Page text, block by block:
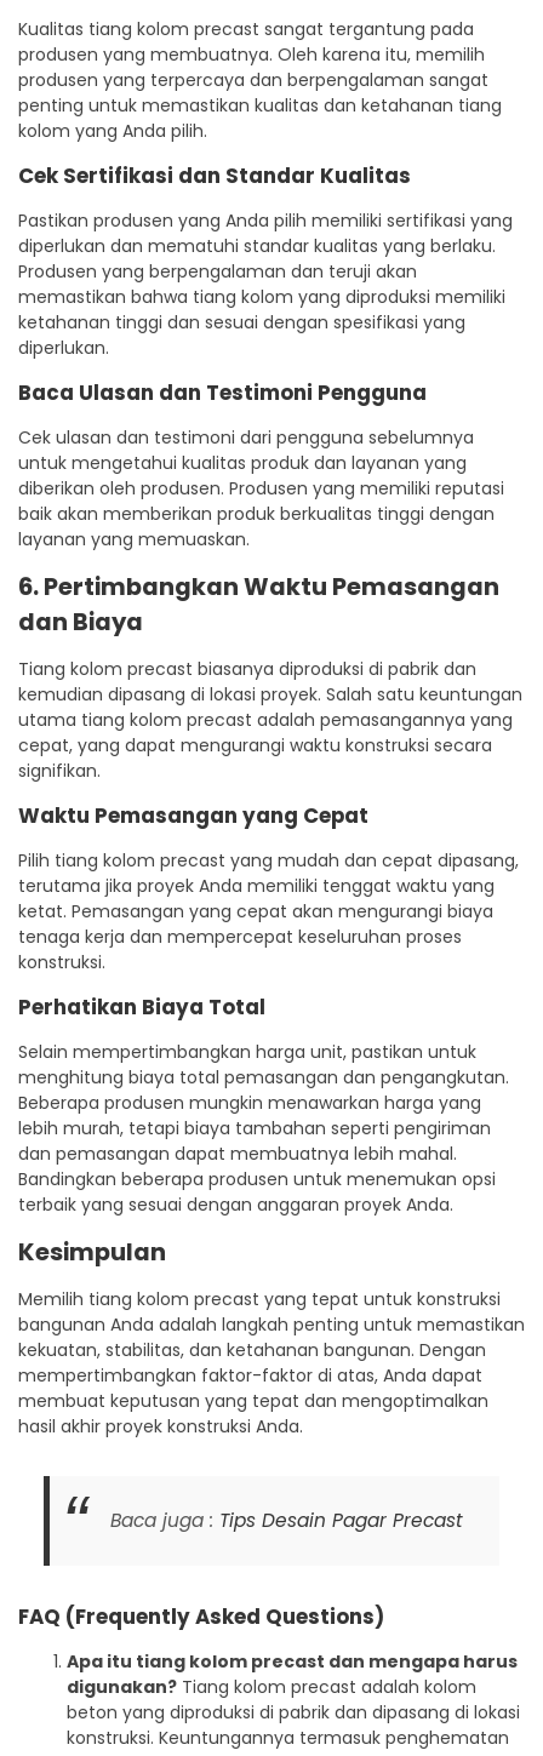
Kualitas tiang kolom precast sangat tergantung pada
produsen yang membuatnya. Oleh karena itu, memilih
produsen yang terpercaya dan berpengalaman sangat
penting untuk memastikan kualitas dan ketahanan tiang
kolom yang Anda pilih.
Cek Sertifikasi dan Standar Kualitas
Pastikan produsen yang Anda pilih memiliki sertifikasi yang
diperlukan dan mematuhi standar kualitas yang berlaku.
Produsen yang berpengalaman dan teruji akan
memastikan bahwa tiang kolom yang diproduksi memiliki
ketahanan tinggi dan sesuai dengan spesifikasi yang
diperlukan.
Baca Ulasan dan Testimoni Pengguna
Cek ulasan dan testimoni dari pengguna sebelumnya
untuk mengetahui kualitas produk dan layanan yang
diberikan oleh produsen. Produsen yang memiliki reputasi
baik akan memberikan produk berkualitas tinggi dengan
layanan yang memuaskan.
6. Pertimbangkan Waktu Pemasangan
dan Biaya
Tiang kolom precast biasanya diproduksi di pabrik dan
kemudian dipasang di lokasi proyek. Salah satu keuntungan
utama tiang kolom precast adalah pemasangannya yang
cepat, yang dapat mengurangi waktu konstruksi secara
signifikan.
Waktu Pemasangan yang Cepat
Pilih tiang kolom precast yang mudah dan cepat dipasang,
terutama jika proyek Anda memiliki tenggat waktu yang
ketat. Pemasangan yang cepat akan mengurangi biaya
tenaga kerja dan mempercepat keseluruhan proses
konstruksi.
Perhatikan Biaya Total
Selain mempertimbangkan harga unit, pastikan untuk
menghitung biaya total pemasangan dan pengangkutan.
Beberapa produsen mungkin menawarkan harga yang
lebih murah, tetapi biaya tambahan seperti pengiriman
dan pemasangan dapat membuatnya lebih mahal.
Bandingkan beberapa produsen untuk menemukan opsi
terbaik yang sesuai dengan anggaran proyek Anda.
Kesimpulan
Memilih tiang kolom precast yang tepat untuk konstruksi
bangunan Anda adalah langkah penting untuk memastikan
kekuatan, stabilitas, dan ketahanan bangunan. Dengan
mempertimbangkan faktor-faktor di atas, Anda dapat
membuat keputusan yang tepat dan mengoptimalkan
hasil akhir proyek konstruksi Anda.
Baca juga : Tips Desain Pagar Precast
FAQ (Frequently Asked Questions)
Apa itu tiang kolom precast dan mengapa harus
digunakan? Tiang kolom precast adalah kolom
beton yang diproduksi di pabrik dan dipasang di lokasi
konstruksi. Keuntungannya termasuk penghematan